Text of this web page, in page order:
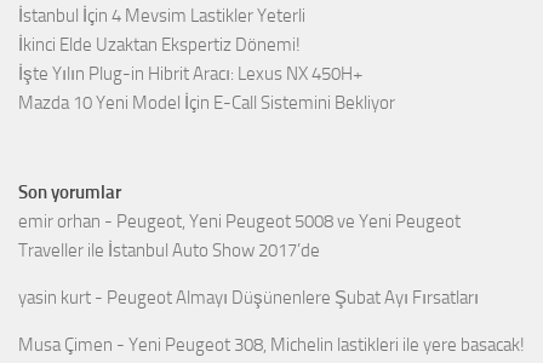
İstanbul İçin 4 Mevsim Lastikler Yeterli
İkinci Elde Uzaktan Ekspertiz Dönemi!
İşte Yılın Plug-in Hibrit Aracı: Lexus NX 450H+
Mazda 10 Yeni Model İçin E-Call Sistemini Bekliyor
Son yorumlar
emir orhan - Peugeot, Yeni Peugeot 5008 ve Yeni Peugeot
Traveller ile İstanbul Auto Show 2017’de
yasin kurt - Peugeot Almayı Düşünenlere Şubat Ayı Fırsatları
Musa Çimen - Yeni Peugeot 308, Michelin lastikleri ile yere basacak!